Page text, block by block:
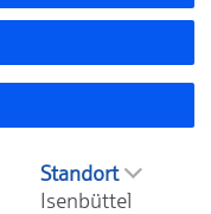
Standort
Isenbüttel